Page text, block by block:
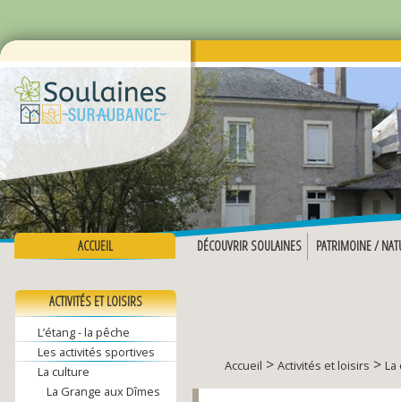
ACCUEIL DÉCOUVRIR SOULAINES PATRIMOINE /
ACTIVITÉS ET LOISIRS
L’étang - la pêche
Les activités sportives
La culture
La Grange aux Dîmes
Accueil > Activités et loisirs >